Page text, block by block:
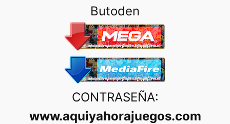
Butoden
CONTRASEÑA:
www.aquiyahorajuegos.com